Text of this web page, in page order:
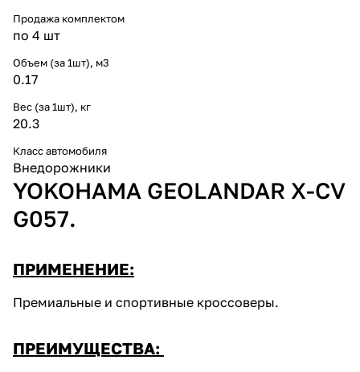
Продажа комплектом
по 4 шт
Объем (за 1шт), м3
0.17
Вес (за 1шт), кг
20.3
Класс автомобиля
Внедорожники
YOKOHAMA GEOLANDAR X-CV
G057.
ПРИМЕНЕНИЕ:
Премиальные и спортивные кроссоверы.
ПРЕИМУЩЕСТВА: